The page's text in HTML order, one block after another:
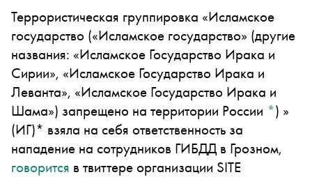
Террористическая группировка «Исламское
государство («Исламское государство» (другие
названия: «Исламское Государство Ирака и
Сирии», «Исламское Государство Ирака и
Леванта», «Исламское Государство Ирака и
Шама») запрещено на территории России *) »
(ИГ)* взяла на себя ответственность за
нападение на сотрудников ГИБДД в Грозном,
говорится в твиттере организации SITE